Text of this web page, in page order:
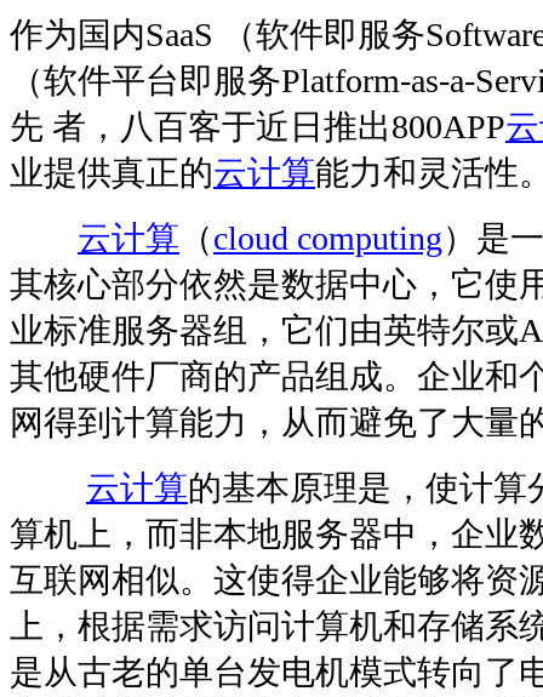
作为国内SaaS （软件即服务
（软件平台即服务Platform-as-a-
先 者，八百客于近日推出800APP
业提供真正的云计算能力和灵活性
云计算 （cloud computing）是
其核心部分依然是数据中心，它使
业标准服务器组，它们由英特尔或
其他硬件厂商的产品组成。企业和
网得到计算能力，从而避免了大量
云计算的基本原理是，使计
算机上，而非本地服务器中，企业
互联网相似。这使得企业能够将资
上，根据需求访问计算机和存储系
是从古老的单台发电机模式转向了